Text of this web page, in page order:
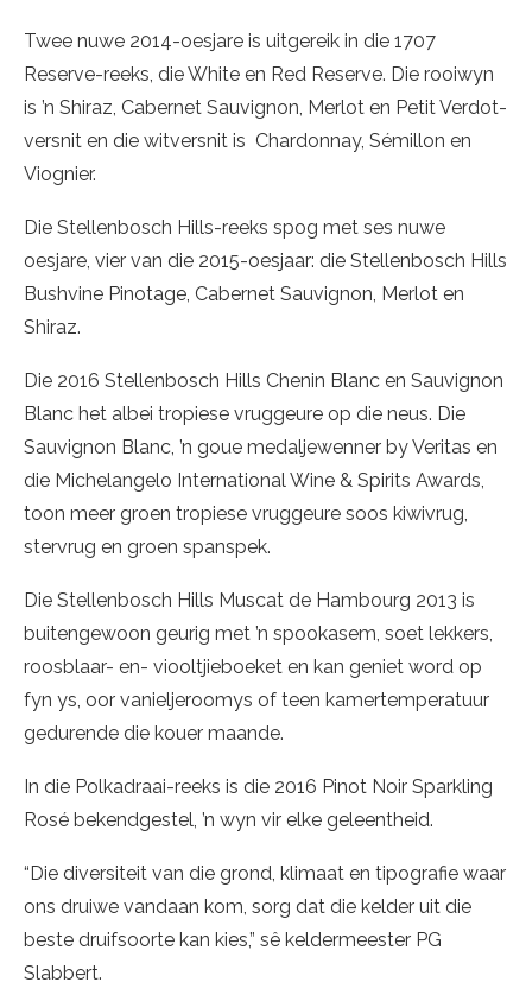
Twee nuwe 2014-oesjare is uitgereik in die 1707
Reserve-reeks, die White en Red Reserve. Die rooiwyn
is ’n Shiraz, Cabernet Sauvignon, Merlot en Petit Verdot-
versnit en die witversnit is Chardonnay, Sémillon en
Viognier.
Die Stellenbosch Hills-reeks spog met ses nuwe
oesjare, vier van die 2015-oesjaar: die Stellenbosch Hills
Bushvine Pinotage, Cabernet Sauvignon, Merlot en
Shiraz.
Die 2016 Stellenbosch Hills Chenin Blanc en Sauvignon
Blanc het albei tropiese vruggeure op die neus. Die
Sauvignon Blanc, ’n goue medaljewenner by Veritas en
die Michelangelo International Wine & Spirits Awards,
toon meer groen tropiese vruggeure soos kiwivrug,
stervrug en groen spanspek.
Die Stellenbosch Hills Muscat de Hambourg 2013 is
buitengewoon geurig met ’n spookasem, soet lekkers,
roosblaar- en- viooltjieboeket en kan geniet word op
fyn ys, oor vanieljeroomys of teen kamertemperatuur
gedurende die kouer maande.
In die Polkadraai-reeks is die 2016 Pinot Noir Sparkling
Rosé bekendgestel, ’n wyn vir elke geleentheid.
“Die diversiteit van die grond, klimaat en tipografie waar
ons druiwe vandaan kom, sorg dat die kelder uit die
beste druifsoorte kan kies,” sê keldermeester PG
Slabbert.